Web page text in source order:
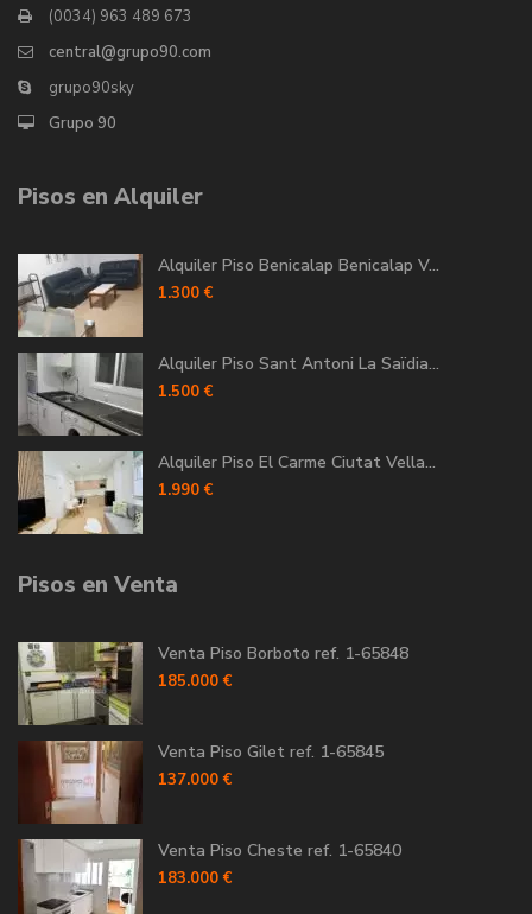
(0034) 963 489 673
central@grupo90.com
grupo90sky
Grupo 90
Pisos en Alquiler
Alquiler Piso Benicalap Benicalap V...
1.300 €
Alquiler Piso Sant Antoni La Saïdia...
1.500 €
Alquiler Piso El Carme Ciutat Vella...
1.990 €
Pisos en Venta
Venta Piso Borboto ref. 1-65848
185.000 €
Venta Piso Gilet ref. 1-65845
137.000 €
Venta Piso Cheste ref. 1-65840
183.000 €